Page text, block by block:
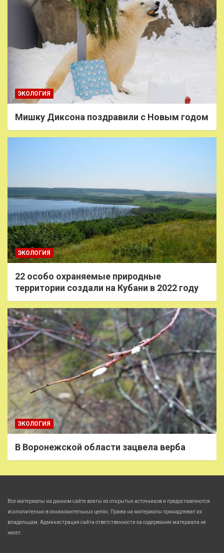
ЭКОЛОГИЯ
Мишку Диксона поздравили с Новым годом
ЭКОЛОГИЯ
22 особо охраняемые природные
территории создали на Кубани в 2022 году
ЭКОЛОГИЯ
В Воронежской области зацвела верба
Все материалы на данном сайте взяты из открытых источников и предоставляются
исключительно в ознакомительных целях. Права на материалы принадлежат их
владельцам. Администрация сайта ответственности за содержание материала не
несет.